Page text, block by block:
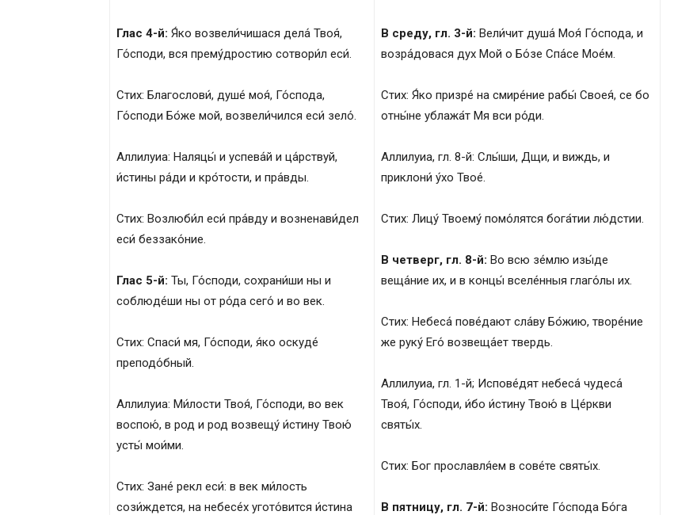
Глас 4-й: Я́ко возвели́чишася дела́ Твоя́,
Го́споди, вся прему́дростию сотвори́л еси́.
Стих: Благослови́, душе́ моя́, Го́спода,
Го́споди Бо́же мой, возвели́чился еси́ зело́.
Аллилуиа: Наляцы́ и успева́й и ца́рствуй,
и́стины ра́ди и кро́тости, и пра́вды.
Стих: Возлюби́л еси́ пра́вду и возненави́дел
еси́ беззако́ние.
Глас 5-й: Ты, Го́споди, сохрани́ши ны и
соблюде́ши ны от ро́да сего́ и во век.
Стих: Спаси́ мя, Го́споди, я́ко оскуде́
преподо́бный.
Аллилуиа: Ми́лости Твоя́, Го́споди, во век
воспою́, в род и род возвещу́ и́стину Твою́
усты́ мои́ми.
Стих: Зане́ рекл еси́: в век ми́лость
сози́ждется, на небесе́х угото́вится и́стина
В среду, гл. 3-й: Вели́чит душа́ Моя́ Го́спода, и
возра́довася дух Мой о Бо́зе Спа́се Мое́м.
Стих: Я́ко призре́ на смире́ние рабы́ Своея́, се бо
отны́не ублажа́т Мя вси ро́ди.
Аллилуиа, гл. 8-й: Слы́ши, Дщи, и виждь, и
приклони́ у́хо Твое́.
Стих: Лицу́ Твоему́ помо́лятся бога́тии лю́дстии.
В четверг, гл. 8-й: Во всю зе́млю изы́де
веща́ние их, и в концы́ вселе́нныя глаго́лы их.
Стих: Небеса́ пове́дают сла́ву Бо́жию, творе́ние
же руку́ Его́ возвеща́ет твердь.
Аллилуиа, гл. 1-й; Испове́дят небеса́ чудеса́
Твоя́, Го́споди, и́бо и́стину Твою́ в Це́ркви
святы́х.
Стих: Бог прославля́ем в сове́те святы́х.
В пятницу, гл. 7-й: Возноси́те Го́спода Бо́га